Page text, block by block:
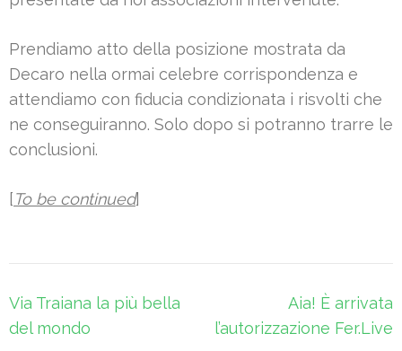
Prendiamo atto della posizione mostrata da
Decaro nella ormai celebre corrispondenza e
attendiamo con fiducia condizionata i risvolti che
ne conseguiranno. Solo dopo si potranno trarre le
conclusioni.
[To be continued]
Navigazione
articoli
Via Traiana la più bella
del mondo
Aia! È arrivata
l’autorizzazione Fer.Live